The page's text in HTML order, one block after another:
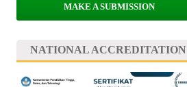
MAKE A SUBMISSION
NATIONAL ACCREDITATION